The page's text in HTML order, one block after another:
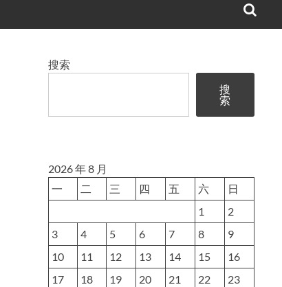
搜索
搜
索
2026 年 8 月
一
二 三 四 五 六
日
1
2
3
4 5 6 7 8
9
10
11 12 13 14 15
16
17
18 19 20 21 22
23